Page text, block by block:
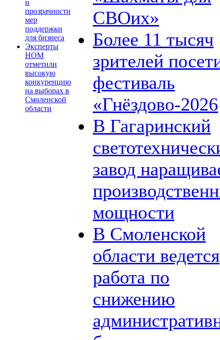
и
прозрачности
мер
поддержки
для бизнеса
Эксперты
НОМ
отметили
высокую
конкуренцию
на выборах в
Смоленской
области
СВОих»
Более 11 тысяч
зрителей
фестиваль
«Гнёздово-2026
В Гагаринский
завод
мощности
В Смоленской
области ведется
работа по
снижению